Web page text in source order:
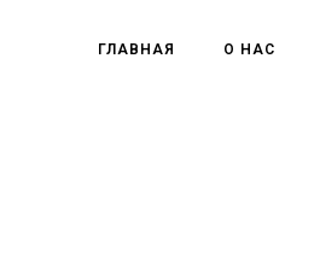
ГЛАВНАЯ О НАС